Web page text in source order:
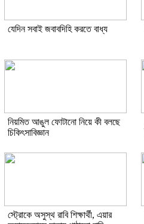
যেদিন সবাই জবাবদিহি করতে বাধ্য
নিয়মিত আঙুল ফোটানো নিয়ে কী বলছে
চিকিৎসাবিজ্ঞান
স্ট্রোকে অসুস্থ রাবি শিক্ষার্থী, এয়ার